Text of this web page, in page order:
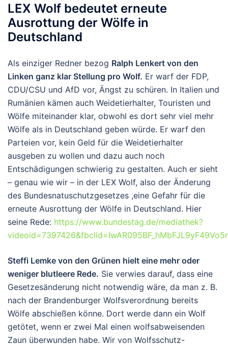
LEX Wolf bedeutet erneute
Ausrottung der Wölfe in
Deutschland
Als einziger Redner bezog Ralph Lenkert von den
Linken ganz klar Stellung pro Wolf. Er warf der FDP,
CDU/CSU und AfD vor, Ängst zu schüren. In Italien und
Rumänien kämen auch Weidetierhalter, Touristen und
Wölfe miteinander klar, obwohl es dort sehr viel mehr
Wölfe als in Deutschland geben würde. Er warf den
Parteien vor, kein Geld für die Weidetierhalter
ausgeben zu wollen und dazu auch noch
Entschädigungen schwierig zu gestalten. Auch er sieht
– genau wie wir – in der LEX Wolf, also der Änderung
des Bundesnatuschutzgesetzes ,eine Gefahr für die
erneute Ausrottung der Wölfe in Deutschland. Hier
seine Rede: https://www.bundestag.de/mediathek?
Steffi Lemke von den Grünen hielt eine mehr oder
weniger blutleere Rede. Sie verwies darauf, dass eine
Gesetzesänderung nicht notwendig wäre, da man z. B.
nach der Brandenburger Wolfsverordnung bereits
Wölfe abschießen könne. Dort werde dann ein Wolf
getötet, wenn er zwei Mal einen wolfsabweisenden
Zaun überwunden habe. Wir von Wolfsschutz-